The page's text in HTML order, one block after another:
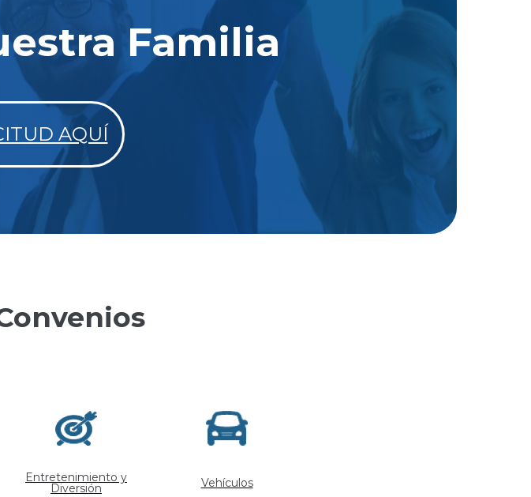
Familia
AQUÍ
Entretenimiento y
Diversión Vehículos